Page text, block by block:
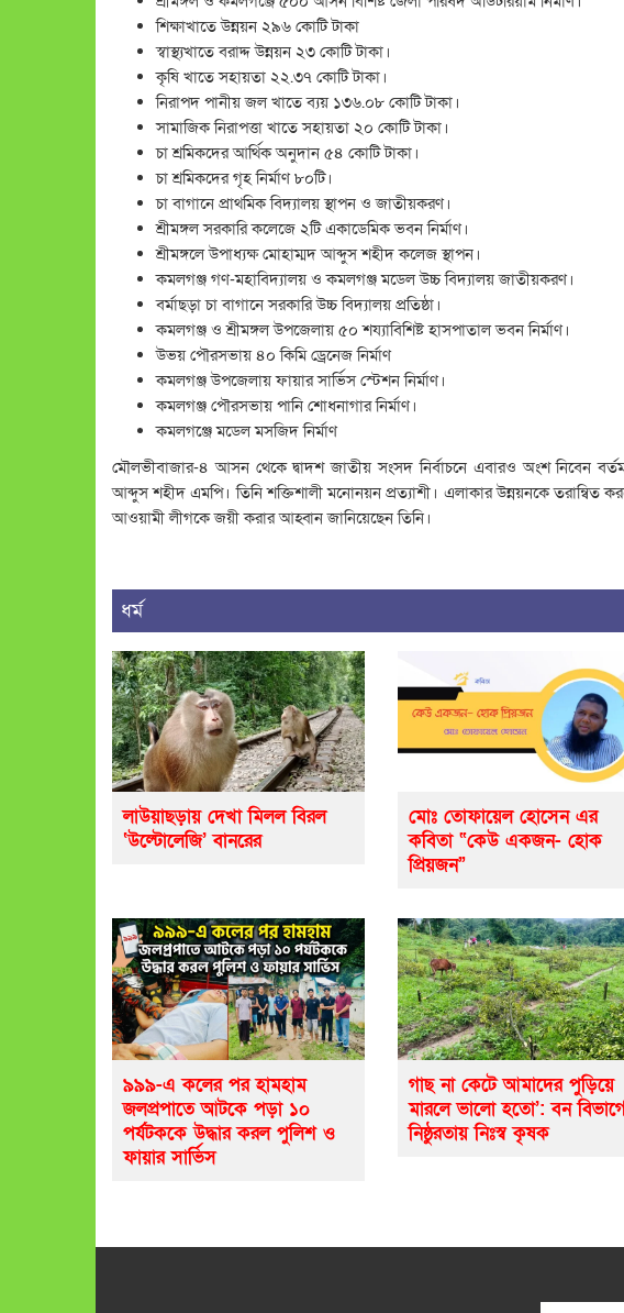
শিক্ষাখাতে উন্নয়ন ২৯৬ কোটি টাকা
স্বাস্থ্যখাতে বরাদ্দ উন্নয়ন ২৩ কোটি টাকা।
কৃষি খাতে সহায়তা ২২.৩৭ কোটি টাকা।
নিরাপদ পানীয় জল খাতে ব্যয় ১৩৬.০৮ কোটি টাকা।
সামাজিক নিরাপত্তা খাতে সহায়তা ২০ কোটি টাকা।
চা শ্রমিকদের আর্থিক অনুদান ৫৪ কোটি টাকা।
চা শ্রমিকদের গৃহ নির্মাণ ৮০টি।
চা বাগানে প্রাথমিক বিদ্যালয় স্থাপন ও জাতীয়করণ।
শ্রীমঙ্গল সরকারি কলেজে ২টি একাডেমিক ভবন নির্মাণ।
শ্রীমঙ্গলে উপাধ্যক্ষ মোহাম্মদ আব্দুস শহীদ কলেজ স্থাপন।
কমলগঞ্জ গণ-মহাবিদ্যালয় ও কমলগঞ্জ মডেল উচ্চ বিদ্যালয় জাতীয়করণ।
বর্মাছড়া চা বাগানে সরকারি উচ্চ বিদ্যালয় প্রতিষ্ঠা।
কমলগঞ্জ ও শ্রীমঙ্গল উপজেলায় ৫০ শয্যাবিশিষ্ট হাসপাতাল ভবন নির্মাণ।
উভয় পৌরসভায় ৪০ কিমি ড্রেনেজ নির্মাণ
কমলগঞ্জ উপজেলায় ফায়ার সার্ভিস স্টেশন নির্মাণ।
কমলগঞ্জ পৌরসভায় পানি শোধনাগার নির্মাণ।
কমলগঞ্জে মডেল মসজিদ নির্মাণ
মৌলভীবাজার-৪ আসন থেকে দ্বাদশ জাতীয় সংসদ নির্বাচনে এবারও অংশ নিবেন
আব্দুস শহীদ এমপি। তিনি শক্তিশালী মনোনয়ন প্রত্যাশী। এলাকার উন্নয়নকে
আওয়ামী লীগকে জয়ী করার আহ্বান জানিয়েছেন তিনি।
ধর্ম
লাউয়াছড়ায় দেখা মিলল বিরল
‘উল্টোলেজি’ বানরের
মোঃ তোফায়েল হোসেন এর
কবিতা “কেউ একজন- হোক
প্রিয়জন”
৯৯৯-এ কলের পর হামহাম
জলপ্রপাতে আটকে পড়া ১০
পর্যটককে উদ্ধার করল পুলিশ ও
ফায়ার সার্ভিস
গাছ না কেটে আমাদের পুড়িয়ে
মারলে ভালো হতো’: বন
নিষ্ঠুরতায় নিঃস্ব কৃষক